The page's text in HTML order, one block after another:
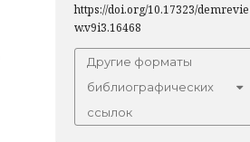
https://doi.org/10.17323/demrevie
w.v9i3.16468
Другие форматы
библиографических
ссылок